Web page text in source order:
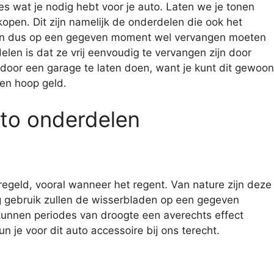
wat je nodig hebt voor je auto. Laten we je tonen
Dit zijn namelijk de onderdelen die ook het
dus op een gegeven moment wel vervangen moeten
is dat ze vrij eenvoudig te vervangen zijn door
een garage te laten doen, want je kunt dit gewoon
hoop geld.
onderdelen
vooral wanneer het regent. Van nature zijn deze
zullen de wisserbladen op een gegeven
periodes van droogte een averechts effect
je voor dit auto accessoire bij ons terecht.